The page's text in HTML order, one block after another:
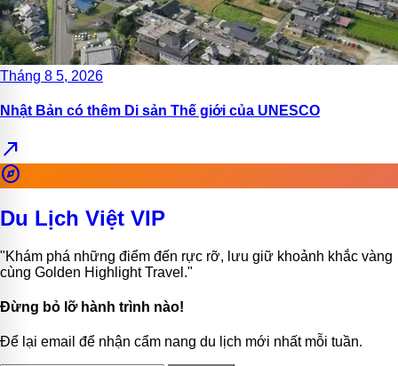
Tháng 8 5, 2026
Nhật Bản có thêm Di sản Thế giới của UNESCO
north_east
explore
Du Lịch Việt VIP
"Khám phá những điểm đến rực rỡ, lưu giữ khoảnh khắc vàng
cùng Golden Highlight Travel."
Đừng bỏ lỡ hành trình nào!
Để lại email để nhận cẩm nang du lịch mới nhất mỗi tuần.